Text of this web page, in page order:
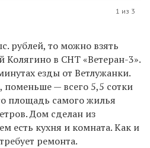
1 из 3
рублей, то можно взять
Колягино в СНТ «Ветеран-3».
езды от Ветлужанки.
поменьше — всего 5,5 сотки
площадь самого жилья
Дом сделан из
есть кухня и комната. Как и
ремонта.